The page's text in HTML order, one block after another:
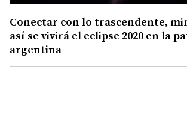
Conectar con lo trascendente,
así se vivirá el eclipse 2020 en la
argentina